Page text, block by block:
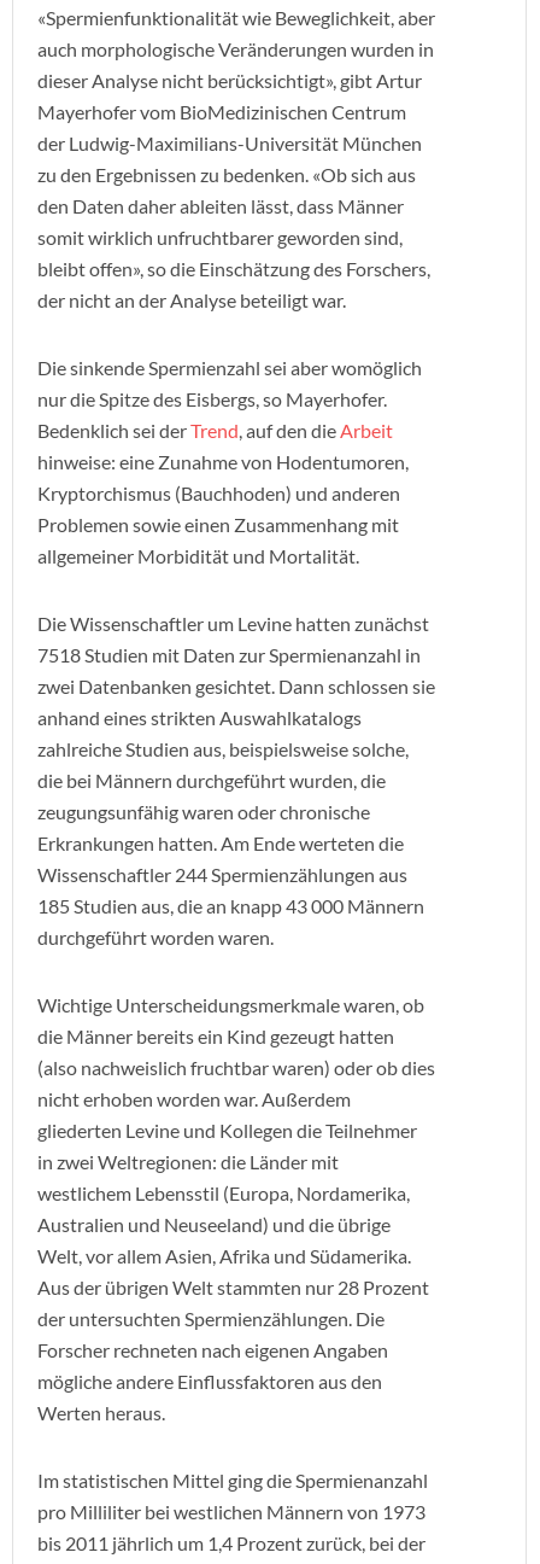
«Spermienfunktionalität wie Beweglichkeit, aber
auch morphologische Veränderungen wurden in
dieser Analyse nicht berücksichtigt», gibt Artur
Mayerhofer vom BioMedizinischen Centrum
der Ludwig-Maximilians-Universität München
zu den Ergebnissen zu bedenken. «Ob sich aus
den Daten daher ableiten lässt, dass Männer
somit wirklich unfruchtbarer geworden sind,
bleibt offen», so die Einschätzung des Forschers,
der nicht an der Analyse beteiligt war.
Die sinkende Spermienzahl sei aber womöglich
nur die Spitze des Eisbergs, so Mayerhofer.
Bedenklich sei derTrend, auf den dieArbeit
hinweise: eine Zunahme von Hodentumoren,
Kryptorchismus (Bauchhoden) und anderen
Problemen sowie einen Zusammenhang mit
allgemeiner Morbidität und Mortalität.
Die Wissenschaftler um Levine hatten zunächst
7518 Studien mit Daten zur Spermienanzahl in
zwei Datenbanken gesichtet. Dann schlossen sie
anhand eines strikten Auswahlkatalogs
zahlreiche Studien aus, beispielsweise solche,
die bei Männern durchgeführt wurden, die
zeugungsunfähig waren oder chronische
Erkrankungen hatten. Am Ende werteten die
Wissenschaftler 244 Spermienzählungen aus
185 Studien aus, die an knapp 43 000 Männern
durchgeführt worden waren.
Wichtige Unterscheidungsmerkmale waren, ob
die Männer bereits ein Kind gezeugt hatten
(also nachweislich fruchtbar waren) oder ob dies
nicht erhoben worden war. Außerdem
gliederten Levine und Kollegen die Teilnehmer
in zwei Weltregionen: die Länder mit
westlichem Lebensstil (Europa, Nordamerika,
Australien und Neuseeland) und die übrige
Welt, vor allem Asien, Afrika und Südamerika.
Aus der übrigen Welt stammten nur 28 Prozent
der untersuchten Spermienzählungen. Die
Forscher rechneten nach eigenen Angaben
mögliche andere Einflussfaktoren aus den
Werten heraus.
Im statistischen Mittel ging die Spermienanzahl
pro Milliliter bei westlichen Männern von 1973
bis 2011 jährlich um 1,4 Prozent zurück, bei der